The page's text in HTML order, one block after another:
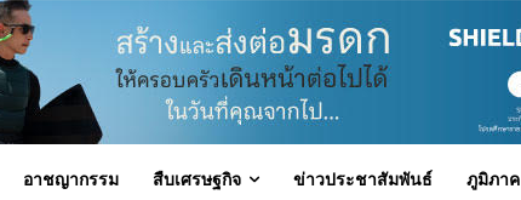
อาชญากรรม สืบเศรษฐกิจ ข่าวประชาสัมพันธ์ ภูมิภาค